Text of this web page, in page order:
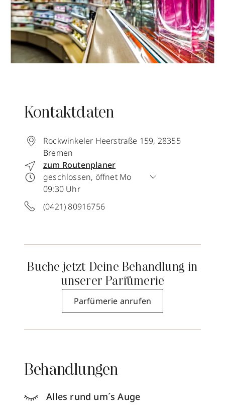
Kontaktdaten
Rockwinkeler Heerstraße 159, 28355
Bremen
zum Routenplaner
geschlossen, öffnet Mo
09:30 Uhr
(0421) 80916756
Buche jetzt Deine Behandlung in
unserer Parfümerie
Parfümerie anrufen
Behandlungen
Alles rund um´s Auge